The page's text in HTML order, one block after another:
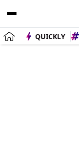
QUICKLY